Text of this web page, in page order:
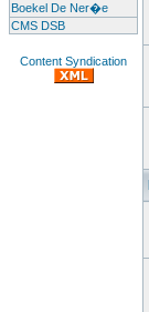
Boekel De Ner�e
CMS DSB
Content Syndication